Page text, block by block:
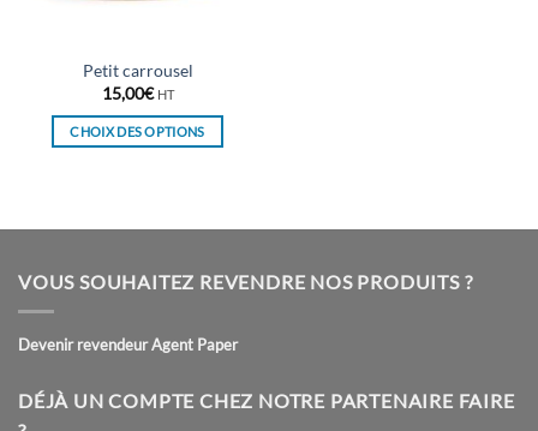
Petit carrousel
15,00€ HT
CHOIX DES OPTIONS
plusieurs
Les
peuvent
sur
VOUS SOUHAITEZ REVENDRE NOS PRODUITS ?
Devenir revendeur Agent Paper
DÉJÀ UN COMPTE CHEZ NOTRE PARTENAIRE FAIRE